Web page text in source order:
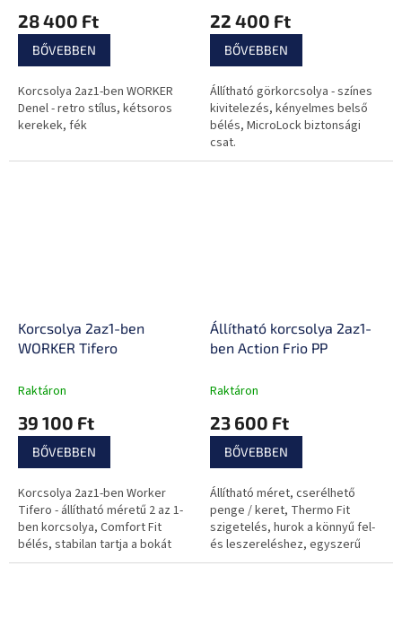
28 400 Ft
BŐVEBBEN
Korcsolya 2az1-ben WORKER
Denel - retro stílus, kétsoros
kerekek, fék
22 400 Ft
BŐVEBBEN
Állítható görkorcsolya - színes
kivitelezés, kényelmes belső
bélés, MicroLock biztonsági
csat.
Korcsolya 2az1-ben
WORKER Tifero
Raktáron
39 100 Ft
BŐVEBBEN
Korcsolya 2az1-ben Worker
Tifero - állítható méretű 2 az 1-
ben korcsolya, Comfort Fit
bélés, stabilan tartja a bokát
Állítható korcsolya 2az1-
ben Action Frio PP
Raktáron
23 600 Ft
BŐVEBBEN
Állítható méret, cserélhető
penge / keret, Thermo Fit
szigetelés, hurok a könnyű fel-
és leszereléshez, egyszerű
kialakítás, unisex.